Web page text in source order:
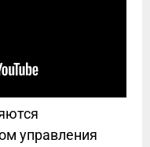
управления